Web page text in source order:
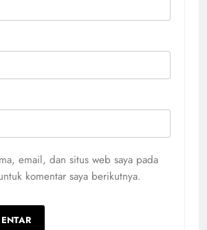
email, dan situs web saya pada
komentar saya berikutnya.